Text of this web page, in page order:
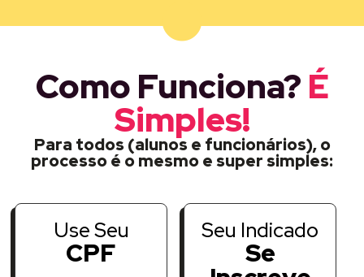
Use Seu
CPF
Seu Indicado
Se
Como Funciona? É
Simples!
Para todos (alunos e funcionários), o
processo é o mesmo e super simples: